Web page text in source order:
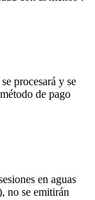
procesará y se
de pago
en aguas
no se emitirán